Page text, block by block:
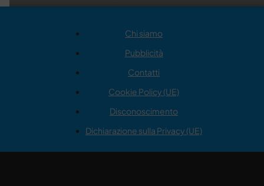
Chi siamo
Pubblicità
Contatti
Cookie Policy (UE)
Disconoscimento
Dichiarazione sulla Privacy (UE)